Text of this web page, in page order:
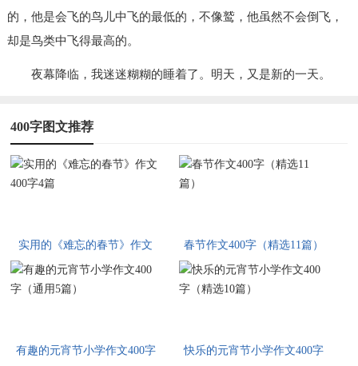
的，他是会飞的鸟儿中飞的最低的，不像鹫，他虽然不会倒飞，
却是鸟类中飞得最高的。
夜幕降临，我迷迷糊糊的睡着了。明天，又是新的一天。
400字图文推荐
实用的《难忘的春节》作文
400字4篇
春节作文400字（精选11篇）
有趣的元宵节小学作文400字
快乐的元宵节小学作文400字